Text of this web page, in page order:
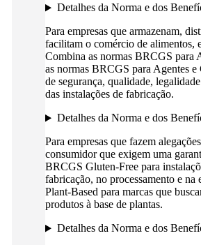
Detalhes da Norma e dos
Para empresas que armazenam,
facilitam o comércio de alimentos,
Combina as normas BRCGS para
as normas BRCGS para Agentes
de segurança, qualidade,
das instalações de fabricação.
Detalhes da Norma e dos
Para empresas que fazem
consumidor que exigem uma
BRCGS Gluten-Free para
fabricação, no processamento e
Plant-Based para marcas que
produtos à base de plantas.
Detalhes da Norma e dos